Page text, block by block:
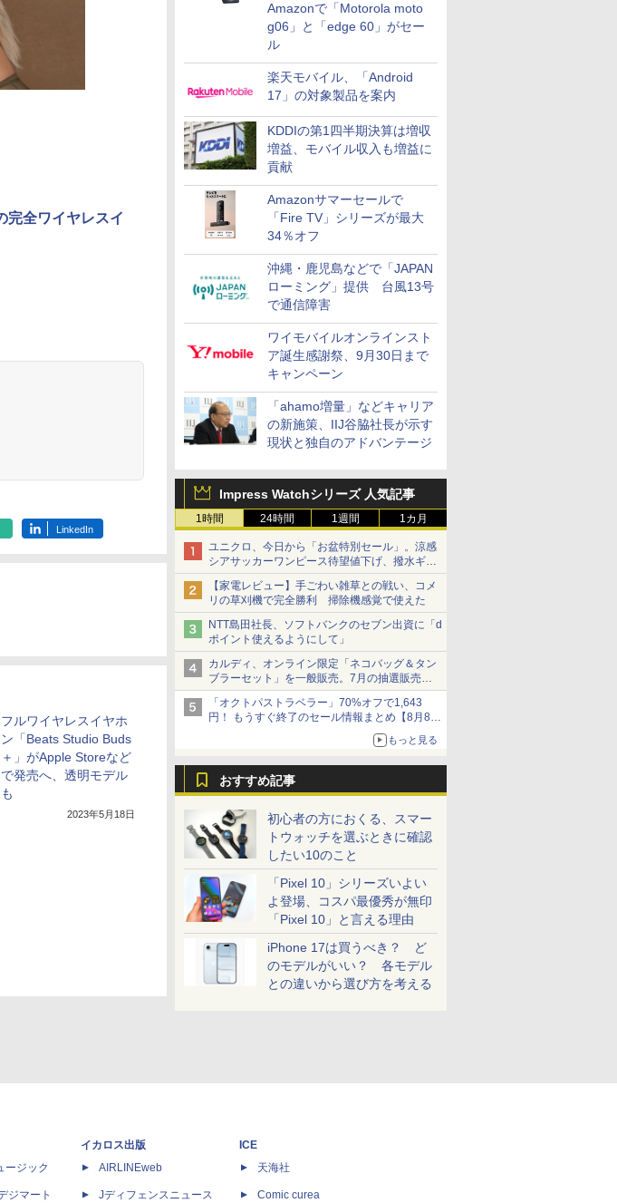
Amazonで「Motorola moto
g06」と「edge 60」がセー
ル
楽天モバイル、「Android
17」の対象製品を案内
KDDIの第1四半期決算は増収
増益、モバイル収入も増益に
貢献
Amazonサマーセールで
「Fire TV」シリーズが最大
34％オフ
沖縄・鹿児島などで「JAPAN
ローミング」提供 台風13号
で通信障害
ワイモバイルオンラインスト
ア誕生感謝祭、9月30日まで
キャンペーン
「ahamo増量」などキャリア
の新施策、IIJ谷脇社長が示す
現状と独自のアドバンテージ
Impress Watchシリーズ 人気記事
1時間 24時間 1週間 1カ月
ユニクロ、今日から「お盆特別セール」。涼感
シアサッカーワンピース待望値下げ、撥水ギア
ショーツは1990円に
【家電レビュー】手ごわい雑草との戦い、コメ
リの草刈機で完全勝利 掃除機感覚で使えた
NTT島田社長、ソフトバンクのセブン出資に「d
ポイント使えるようにして」
カルディ、オンライン限定「ネコバッグ＆タン
ブラーセット」を一般販売。7月の抽選販売の
当選無効分
「オクトパストラベラー」70%オフで1,643
円！ もうすぐ終了のセール情報まとめ【8月8日
ニンテンドーeショップでは「大神 絶景版」が
もっと見る
おすすめ記事
初心者の方におくる、スマー
トウォッチを選ぶときに確認
したい10のこと
「Pixel 10」シリーズいよい
よ登場、コスパ最優秀が無印
「Pixel 10」と言える理由
iPhone 17は買うべき？ ど
のモデルがいい？ 各モデル
との違いから選び方を考える
完全ワイヤレスイ
LinkedIn
フルワイヤレスイヤホ
ン「Beats Studio Buds
＋」がApple Storeなど
で発売へ、透明モデル
も
2023年5月18日
ージック
ジマート
イカロス出版
AIRLINEweb
Jディフェンスニュース
ICE
天海社
Comic curea